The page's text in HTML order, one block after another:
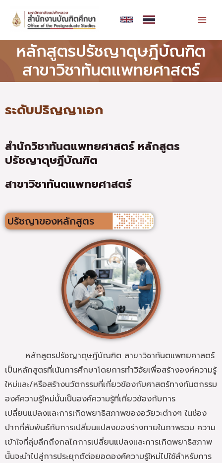
content
หลักสูตรปรัชญาดุษฎีบัณฑิต
สาขาวิชาทันตแพทยศาสตร์
ระดับปริญญาเอก
สำนักวิชาทันตแพทยศาสตร์ หลักสูตร
ปรัชญาดุษฎีบัณฑิต
สาขาวิชาทันตแพทยศาสตร์
ปรัชญาของหลักสูตร
หลักสูตรปรัชญาดุษฎีบัณฑิต สาขาวิชาทันตแพทยศาสตร์
เป็นหลักสูตรที่เน้นการศึกษาโดยการทำวิจัยเพื่อสร้างองค์ความรู้
ใหม่และ/หรือสร้างนวัตกรรมที่เกี่ยวข้องกับศาสตร์ทางทันตกรรม
องค์ความรู้ใหม่นั้นเป็นองค์ความรู้ที่เกี่ยวข้องกับการ
เปลี่ยนแปลงและการเกิดพยาธิสภาพของอวัยวะต่างๆ ในช่อง
ปากที่สัมพันธ์กับการเปลี่ยนแปลงของร่างกายในภาพรวม ความ
เข้าใจที่ลุ่มลึกถึงกลไกการเปลี่ยนแปลงและการเกิดพยาธิสภาพ
นั้นจะนำไปสู่การประยุกต์ต่อยอดองค์ความรู้ใหม่ไปใช้สำหรับการ